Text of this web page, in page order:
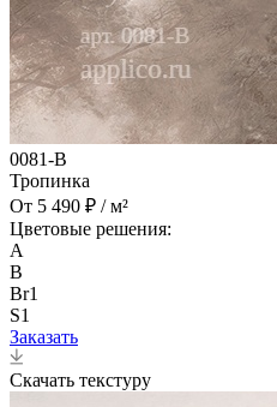
0081-B
Тропинка
От 5 490 ₽ / м²
Цветовые решения:
A
B
Br1
S1
Заказать
Скачать текстуру